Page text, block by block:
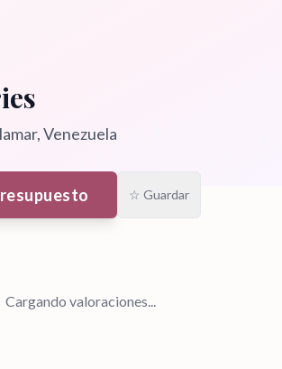
, Venezuela
☆ Guardar
Cargando valoraciones...